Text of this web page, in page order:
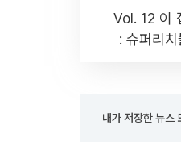
Vol. 12 이
: 슈퍼리
내가 저장한 뉴스